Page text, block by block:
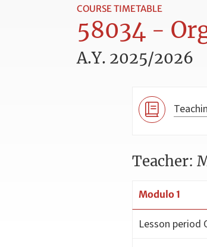
COURSE TIMETABLE
58034 -
A.Y. 2025/2026
Teacher:
Modulo 1
Lesson period